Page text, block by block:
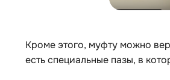
Кроме этого, муфту можно
есть специальные пазы, в